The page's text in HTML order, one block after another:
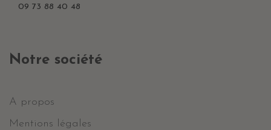
09 73 88 40 48
Notre société
A propos
Mentions légales